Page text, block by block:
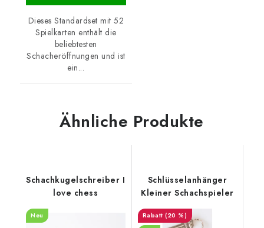
Dieses Standardset mit 52
Spielkarten enthält die
beliebtesten
Schacheröffnungen und ist
ein...
Ähnliche Produkte
Schachkugelschreiber I
love chess
Neu
Schlüsselanhänger
Kleiner Schachspieler
(20 %)